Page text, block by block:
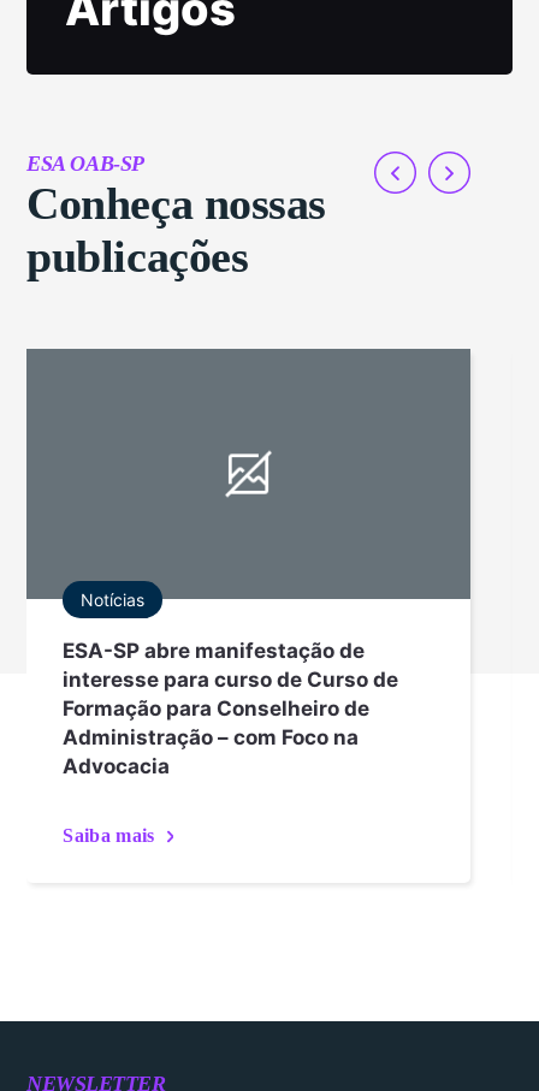
ESA OAB-SP
Conheça nossas
publicações
Notícias
ESA-SP abre manifestação de
interesse para curso de Curso de
Formação para Conselheiro de
Administração – com Foco na
Advocacia
Saiba mais
NEWSLETTER